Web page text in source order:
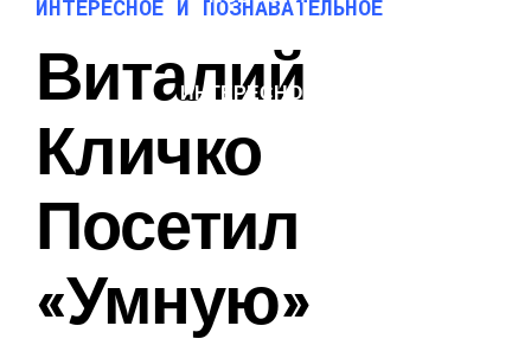
ИНТЕРЕСНОЕ И
ИНТЕРЕСНОЕ И ПОЗНАВАТЕЛЬНОЕ
Виталий
Кличко
Посетил
«умную»